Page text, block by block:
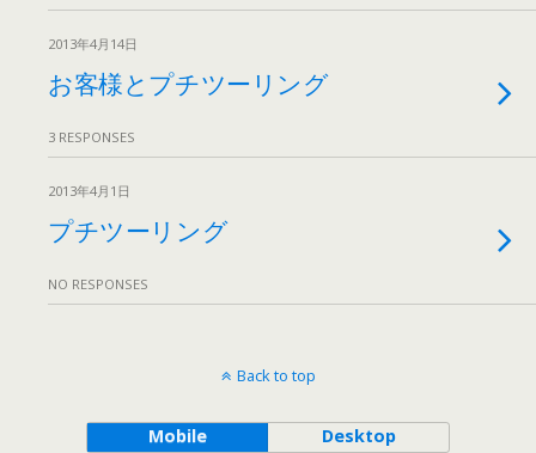
2013年4月14日
お客様とプチツーリング
3 RESPONSES
2013年4月1日
プチツーリング
NO RESPONSES
Back to top
Mobile Desktop